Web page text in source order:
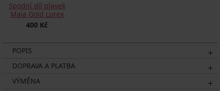
Spodní díl plavek
Maia Gold Lurex
400 Kč
POPIS
DOPRAVA A PLATBA
VÝMĚNA